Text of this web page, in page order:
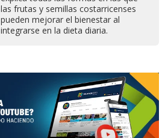
las frutas y semillas costarricenses
pueden mejorar el bienestar al
integrarse en la dieta diaria.